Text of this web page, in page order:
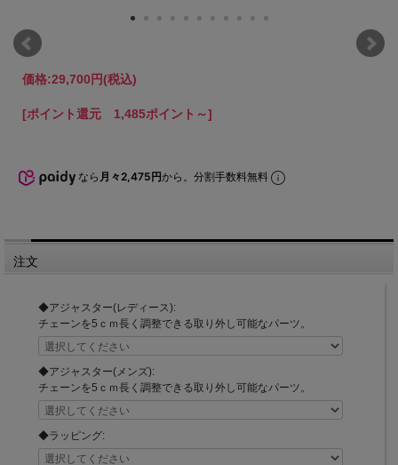
価格:29,700円(税込)
[ポイント還元 1,485ポイント～]
なら 月々2,475円から。分割手数料無料
注文
◆アジャスター(レディース):
チェーンを5ｃｍ長く調整できる取り外し可能なパーツ。
◆アジャスター(メンズ):
チェーンを5ｃｍ長く調整できる取り外し可能なパーツ。
◆ラッピング: